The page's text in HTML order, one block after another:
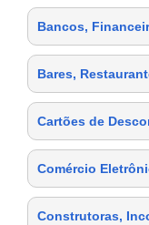
Bancos,
Bares,
Cartões de
Comércio
Construtoras,